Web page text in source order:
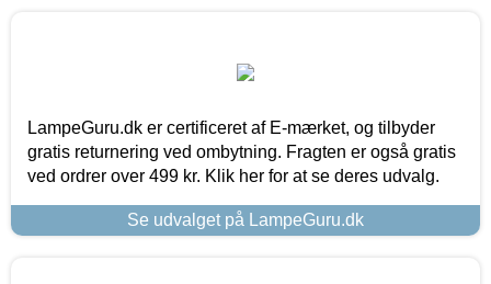
LampeGuru.dk er certificeret af E-mærket, og tilbyder
gratis returnering ved ombytning. Fragten er også gratis
ved ordrer over 499 kr. Klik her for at se deres udvalg.
Se udvalget på LampeGuru.dk